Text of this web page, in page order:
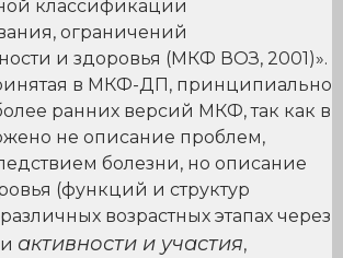
классификации
ограничений
и здоровья (МКФ ВОЗ, 2001)».
в МКФ-ДП, принципиально
ранних версий МКФ, так как в
не описание проблем,
болезни, но описание
(функций и структур
возрастных этапах через
активности и участия,